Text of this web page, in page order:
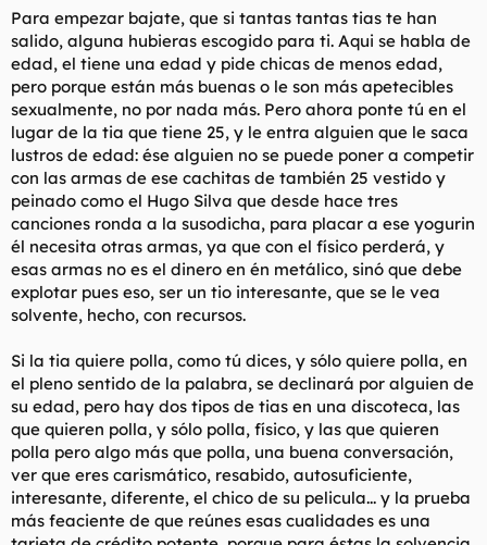
través de páginas de internet he conocido a tías muy
interesantes con las que he quedado......Me parece que tenéis
muchos prejuicios......O quizás es que os lo jugáis todo a la carta
del físico y éste ya no lo tenéis para muchos trotes.....Vamos, es
que estoy por poner fotos de las susodichas para
convenceros...
Para empezar bajate, que si tantas tantas tias te han
salido, alguna hubieras escogido para ti. Aqui se habla de
edad, el tiene una edad y pide chicas de menos edad,
pero porque están más buenas o le son más apetecibles
sexualmente, no por nada más. Pero ahora ponte tú en el
lugar de la tia que tiene 25, y le entra alguien que le saca
lustros de edad: ése alguien no se puede poner a competir
con las armas de ese cachitas de también 25 vestido y
peinado como el Hugo Silva que desde hace tres
canciones ronda a la susodicha, para placar a ese yogurin
él necesita otras armas, ya que con el físico perderá, y
esas armas no es el dinero en én metálico, sinó que debe
explotar pues eso, ser un tio interesante, que se le vea
solvente, hecho, con recursos.
Si la tia quiere polla, como tú dices, y sólo quiere polla, en
el pleno sentido de la palabra, se declinará por alguien de
su edad, pero hay dos tipos de tias en una discoteca, las
que quieren polla, y sólo polla, físico, y las que quieren
polla pero algo más que polla, una buena conversación,
ver que eres carismático, resabido, autosuficiente,
interesante, diferente, el chico de su pelicula... y la prueba
más feaciente de que reúnes esas cualidades es una